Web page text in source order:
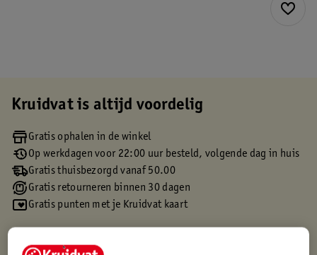
Kruidvat is altijd voordelig
Gratis ophalen in de winkel
Op werkdagen voor 22:00 uur besteld, volgende dag in huis
Gratis thuisbezorgd vanaf 50.00
Gratis retourneren binnen 30 dagen
Gratis punten met je Kruidvat kaart